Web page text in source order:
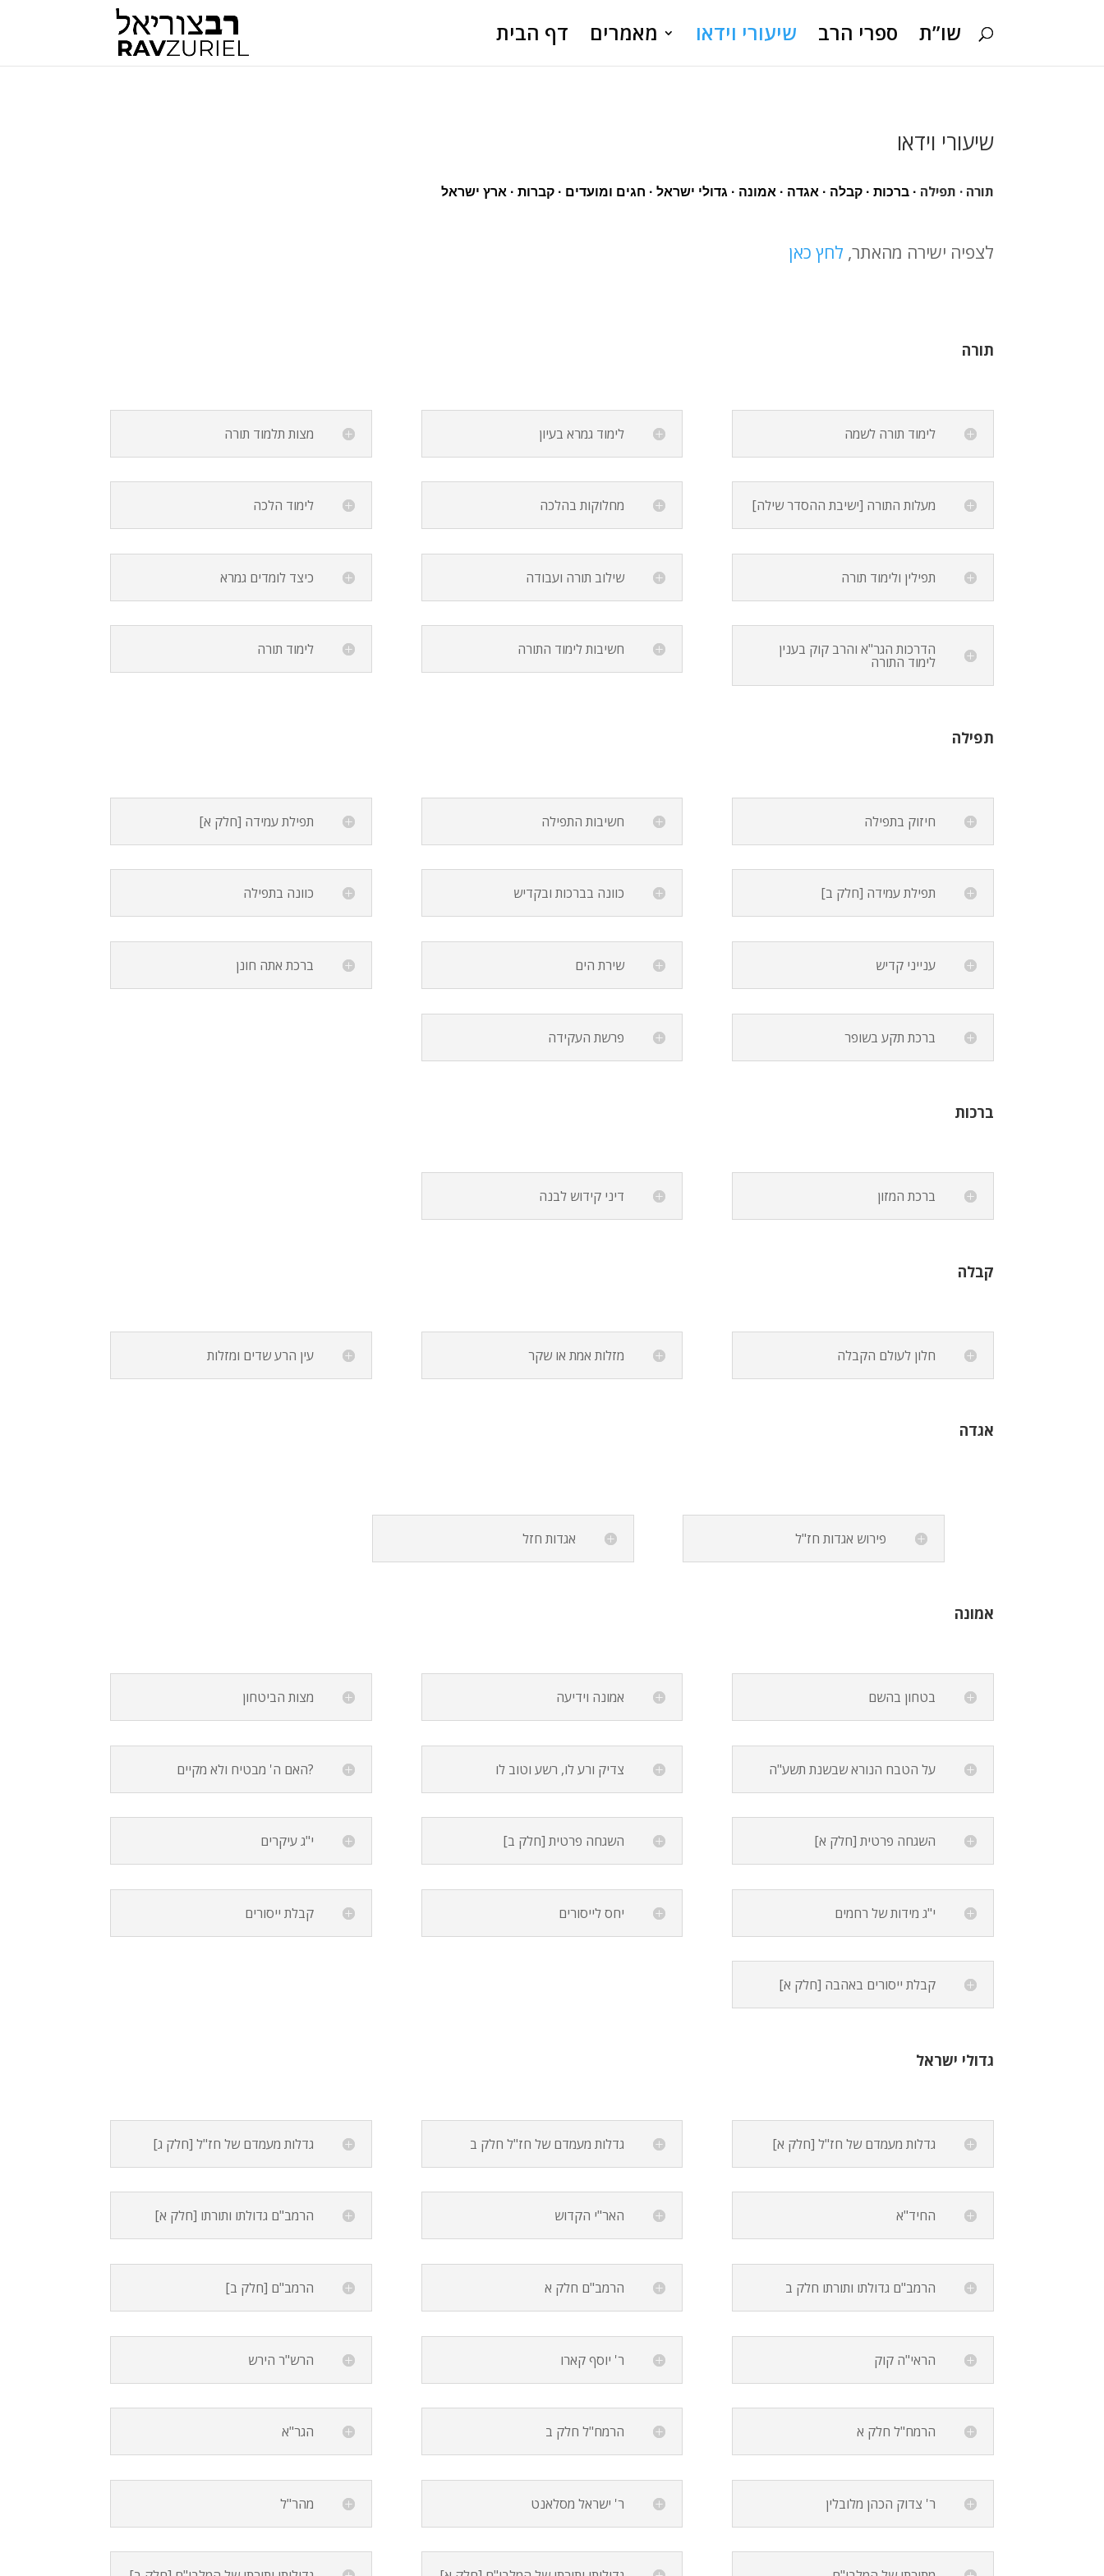
דף הבית מאמרים שיעורי וידאו ספרי הרב שו”ת
שיעורי וידאו
תורה · תפילה · ברכות · קבלה · אגדה · אמונה · גדולי ישראל · חגים ומועדים · קברות · ארץ ישראל
לצפיה ישירה מהאתר, לחץ כאן
תורה
מצות תלמוד תורה
לימוד הלכה
כיצד לומדים גמרא
לימוד תורה
לימוד גמרא בעיון
מחלוקות בהלכה
שילוב תורה ועבודה
חשיבות לימוד התורה
לימוד תורה לשמה
מעלות התורה [ישיבת ההסדר שילה]
תפילין ולימוד תורה
הדרכות הגר"א והרב קוק בענין
לימוד התורה
תפילה
תפילת עמידה [חלק א]
כוונה בתפילה
ברכת אתה חונן
חשיבות התפילה
כוונה בברכות ובקדיש
שירת הים
פרשת העקידה
חיזוק בתפילה
תפילת עמידה [חלק ב]
ענייני קדיש
ברכת תקע בשופר
ברכות
דיני קידוש לבנה ברכת המזון
קבלה
עין הרע שדים ומזלות מזלות אמת או שקר חלון לעולם הקבלה
אגדה
אגדות חזל פירוש אגדות חז"ל
אמונה
מצות הביטחון
האם ה' מבטיח ולא מקיים?
י"ג עיקרים
קבלת ייסורים
אמונה וידיעה
צדיק ורע לו, רשע וטוב לו
השגחה פרטית [חלק ב]
יחס לייסורים
בטחון בהשם
על הטבח הנורא שבשנת תשע"ה
השגחה פרטית [חלק א]
י"ג מידות של רחמים
קבלת ייסורים באהבה [חלק א]
גדולי ישראל
גדלות מעמדם של חז"ל [חלק ג]
הרמב"ם גדולתו ותורתו [חלק א]
הרמב"ם [חלק ב]
הרש"ר הירש
הגר"א
מהר"ל
גדלות מעמדם של חז"ל חלק ב
האר"י הקדוש
הרמב"ם חלק א
ר' יוסף קארו
הרמח"ל חלק ב
ר' ישראל מסלאנט
גדלות מעמדם של חז"ל [חלק א]
החיד"א
הרמב"ם גדולתו ותורתו חלק ב
הראי"ה קוק
הרמח"ל חלק א
ר' צדוק הכהן מלובלין